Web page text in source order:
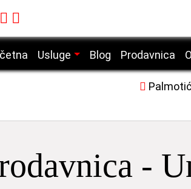
Usluge
Servis mobilnih telefona
Servis desktop računara
Servis laserskih štampača
Blog Prodavnica
-